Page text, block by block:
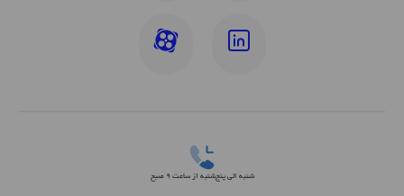
شنبه الی پنج‌شنبه از ساعت 9 صبح